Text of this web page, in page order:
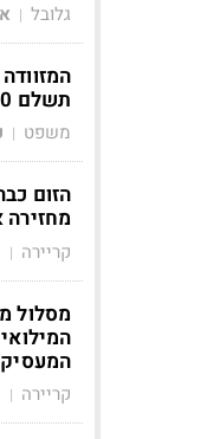
גלובל |
תשלם 3,500 שקל
משפט |
הזום
מחזירה
קריירה |
מסלול
קריירה |